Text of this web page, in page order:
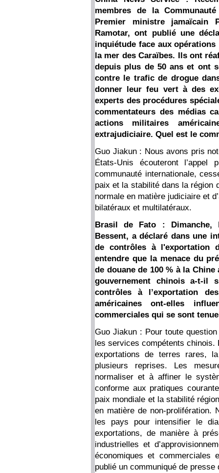
membres de la
Premier ministre jamaïcain
Ramotar, ont publié une
inquiétude face aux
la mer des Caraïbes. Ils ont
depuis plus de 50 ans et ont
contre le trafic de drogue
donner leur feu vert à des
experts des procédures
commentateurs des médias
actions militaires
extrajudiciaire. Quel est le
Guo Jiakun : Nous avons pris
États-Unis écouteront
communauté internationale,
paix et la stabilité dans la région
normale en matière judiciaire et
bilatéraux et multilatéraux.
Brasil de Fato : Dimanche,
Bessent, a déclaré dans une
de contrôles à l'exportation
entendre que la menace du
de douane de 100 % à la
gouvernement chinois a-t-il
contrôles à l’exportation
américaines ont-elles
commerciales qui se sont
Guo Jiakun : Pour toute
les services compétents chinois.
exportations de terres rares,
plusieurs reprises. Les
normaliser et à affiner le
conforme aux pratiques
paix mondiale et la stabilité
en matière de non-prolifération.
les pays pour intensifier le
exportations, de manière à
industrielles et
économiques et
publié un communiqué de